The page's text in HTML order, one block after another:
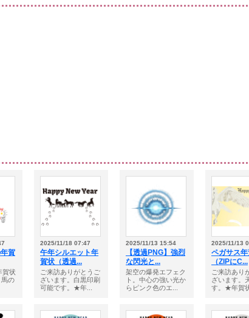
賀
賀状
馬の
2025/11/18 07:47
午年シルエット年
賀状（透過...
ご来訪ありがとうご
ざいます。白黒印刷
可能です。★年...
2025/11/13 15:54
【透過PNG】強烈
な閃光と...
架空の爆発エフェク
ト。中心の強い光か
らピンク色のエ...
2025/11/13
ペガサス
（ZIPにC...
ご来訪あり
ざいます。
す。★年賀